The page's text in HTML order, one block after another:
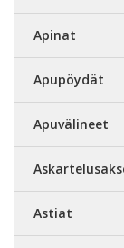
Apinat
Apupöydät
Apuvälineet
Astiat